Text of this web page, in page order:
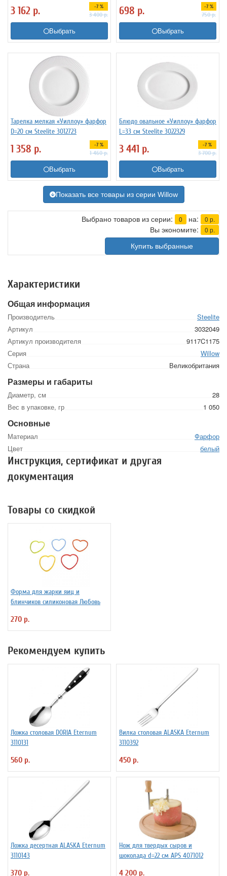
3 162 р. -7 %
3 400р.
Выбрать
698 р. -7 %
750р.
Выбрать
Тарелка мелкая «Уиллоу» фарфор
D=20 см Steelite 3012723
1 358 р. -7 %
1 460р.
Выбрать
Блюдо овальное «Уиллоу» фарфор
L=33 см Steelite 3022329
3 441 р. -7 %
3 700р.
Выбрать
Показать все товары из серии Willow
Выбрано товаров из серии: 0 на: 0 р.
Вы экономите: 0 р.
Купить выбранные
Характеристики
Общая информация
Производитель
Steelite
Артикул
3032049
Артикул производителя
9117C1175
Серия
Willow
Страна
Великобритания
Размеры и габариты
Диаметр, см
28
Вес в упаковке, гр
1 050
Основные
Материал
Фарфор
Цвет
белый
Инструкция, сертификат и другая
документация
Товары со скидкой
Форма для жарки яиц и
блинчиков силиконовая Любовь
270 р.
Рекомендуем купить
Ложка столовая DORIA Eternum
3110131
560 р.
Вилка столовая ALASKA Eternum
3110392
450 р.
Ложка десертная ALASKA Eternum
3110143
370 р.
Нож для твердых сыров и
шоколада d=22 см APS 4071012
4 200 р.